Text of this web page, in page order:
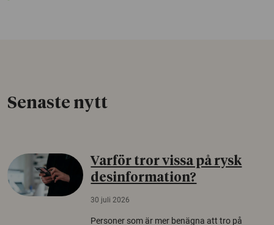
Senaste nytt
Varför tror vissa på rysk
desinformation?
30 juli 2026
Personer som är mer benägna att tro på